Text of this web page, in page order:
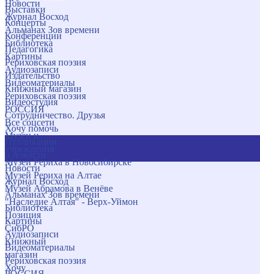
Новости
Журнал Восход
Альманах Зов времени
Библиотека
Картины
Аудиозаписи
Видеоматериалы
Рериховская поэзия
РОССИЯ
Все соцсети
Музеи и
Музей Рериха в Новосибирске
Музей Рериха на Алтае
Музей Абрамова в Венёве
"Наследие Алтая" - Верх-Уймон
Позиция
СибРО
Книжный
магазин
Хочу
Выставки
Концерты
Конференции
Педагогика
Рериховская поэзия
Издательство
Книжный магазин
Видеостудия
Сотрудничество. Друзья
Хочу помочь
Новости
Журнал Восход
Альманах Зов времени
Библиотека
Картины
Аудиозаписи
Видеоматериалы
Рериховская поэзия